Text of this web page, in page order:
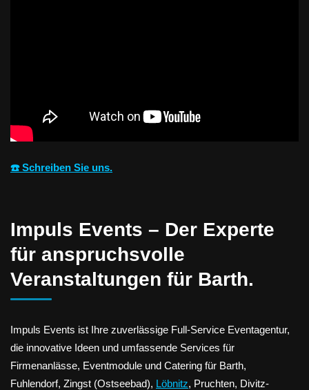
☎️ Schreiben Sie uns.
Impuls Events – Der Experte
für anspruchsvolle
Veranstaltungen für Barth.
Impuls Events ist Ihre zuverlässige Full-Service Eventagentur,
die innovative Ideen und umfassende Services für
Firmenanlässe, Eventmodule und Catering für Barth,
Fuhlendorf, Zingst (Ostseebad), Löbnitz, Pruchten, Divitz-